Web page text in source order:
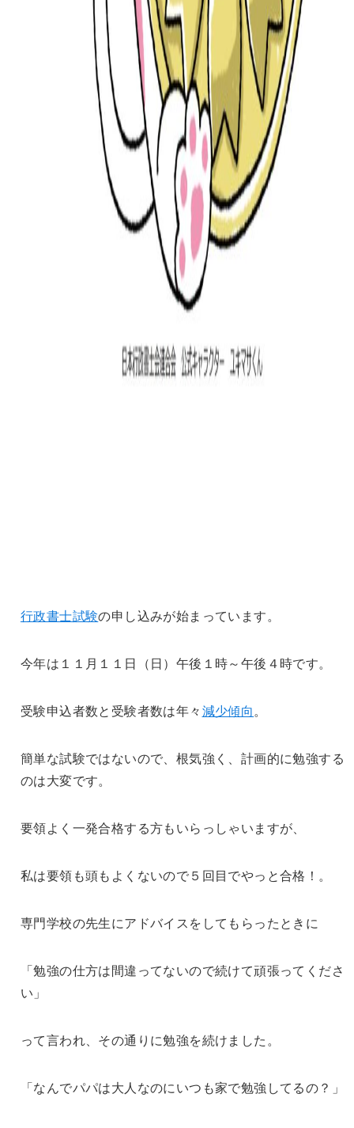
行政書士試験の申し込みが始まっています。
今年は１１月１１日（日）午後１時～午後４時です。
受験申込者数と受験者数は年々 減少傾向 。
簡単な試験ではないので、根気強く、計画的に勉強する
のは大変です。
要領よく一発合格する方もいらっしゃいますが、
私は要領も頭もよくないので５回目でやっと合格！。
専門学校の先生にアドバイスをしてもらったときに
「勉強の仕方は間違ってないので続けて頑張ってくださ
い」
って言われ、その通りに勉強を続けました。
「なんでパパは大人なのにいつも家で勉強してるの？」